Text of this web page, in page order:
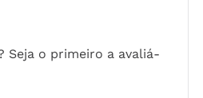
Seja o primeiro a avaliá-